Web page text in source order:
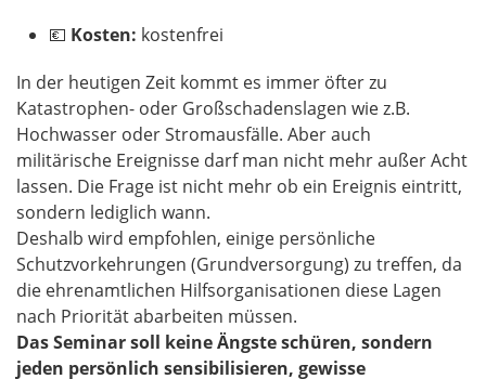
💶 Kosten: kostenfrei
In der heutigen Zeit kommt es immer öfter zu
Katastrophen- oder Großschadenslagen wie z.B.
Hochwasser oder Stromausfälle. Aber auch
militärische Ereignisse darf man nicht mehr außer Acht
lassen. Die Frage ist nicht mehr ob ein Ereignis eintritt,
sondern lediglich wann.
Deshalb wird empfohlen, einige persönliche
Schutzvorkehrungen (Grundversorgung) zu treffen, da
die ehrenamtlichen Hilfsorganisationen diese Lagen
nach Priorität abarbeiten müssen.
Das Seminar soll keine Ängste schüren, sondern
jeden persönlich sensibilisieren, gewisse